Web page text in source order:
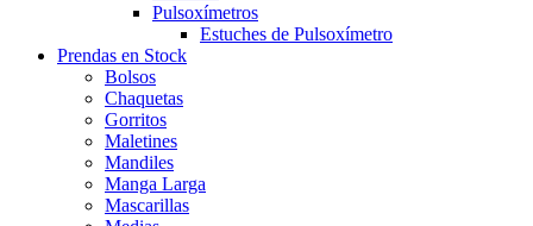
Pulsoxímetros
Estuches de Pulsoxímetro
Prendas en Stock
Bolsos
Chaquetas
Gorritos
Maletines
Mandiles
Manga Larga
Mascarillas